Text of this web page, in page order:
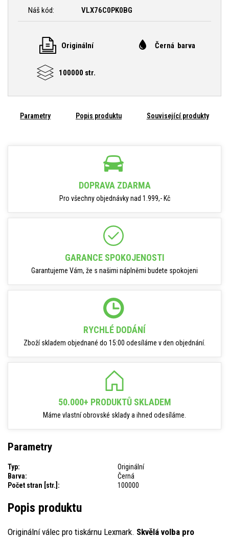
Náš kód:
VLX76C0PK0BG
Originální Černá barva
100000 str.
Parametry Popis produktu Související produkty
DOPRAVA ZDARMA
Pro všechny objednávky nad 1.999,- Kč
GARANCE SPOKOJENOSTI
Garantujeme Vám, že s našimi náplněmi budete spokojeni
RYCHLÉ DODÁNÍ
Zboží skladem objednané do 15:00 odesíláme v den objednání.
50.000+ PRODUKTŮ SKLADEM
Máme vlastní obrovské sklady a ihned odesíláme.
Parametry
Typ:
Originální
Barva:
Černá
Počet stran [str.]:
100000
Popis produktu
Originální válec pro tiskárnu Lexmark. Skvělá volba pro